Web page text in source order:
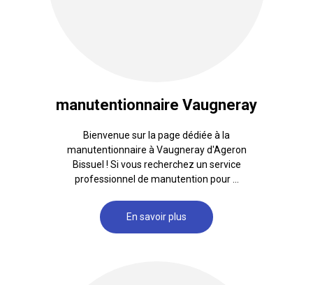
manutentionnaire Vaugneray
Bienvenue sur la page dédiée à la
manutentionnaire à Vaugneray d'Ageron
Bissuel ! Si vous recherchez un service
professionnel de manutention pour ...
En savoir plus